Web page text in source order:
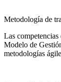
Metodología de
Las
Modelo de
metodologías